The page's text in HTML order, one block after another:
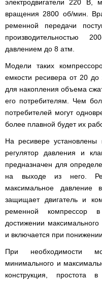
электродвигатели 220 В,
вращения 2800 об/мин.
ременной передачи
производительностью
давлением до 8 атм.
Модели таких
емкости ресивера от 20 до
для накопления объема
его потребителям. Чем
потребителей могут
более плавной будет их
На ресивере установлены
регулятор давления и
предназначен для
на выходе из него.
максимальное
защищает двигатель и
ременной компрессор
достижении
и включается при
При необходимости
минимального и
конструкция, простота